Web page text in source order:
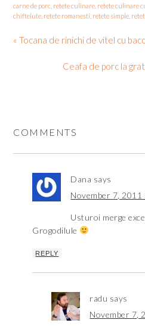
carne de porc retete culinare retete culinare
chiftelute retete romanesti retete simple
« Tocana de rinichi de vitel cu
Ceafa de porc la
COMMENTS
Dana says
November 7, 2011
Usturoi merge
Grogodilule
REPLY
radu says
November 7,